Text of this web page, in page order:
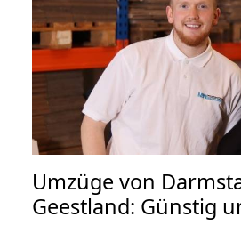
Umzüge von
Geestland: Günstig